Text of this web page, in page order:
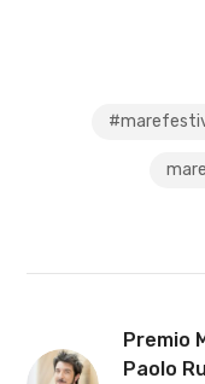
Premio
Paolo